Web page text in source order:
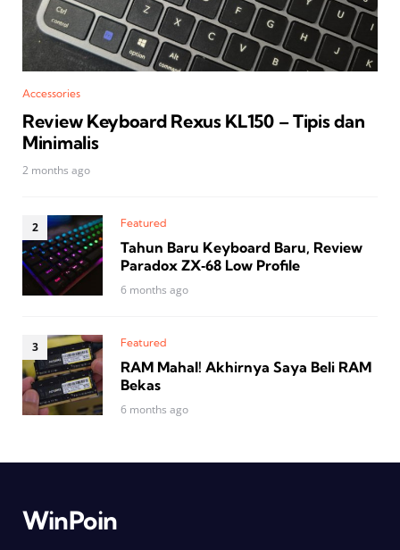
Accessories
Review Keyboard Rexus KL150 – Tipis dan
Minimalis
2 months ago
Featured
Tahun Baru Keyboard Baru, Review
Paradox ZX‑68 Low Profile
6 months ago
Featured
RAM Mahal! Akhirnya Saya Beli RAM
Bekas
6 months ago
WinPoin